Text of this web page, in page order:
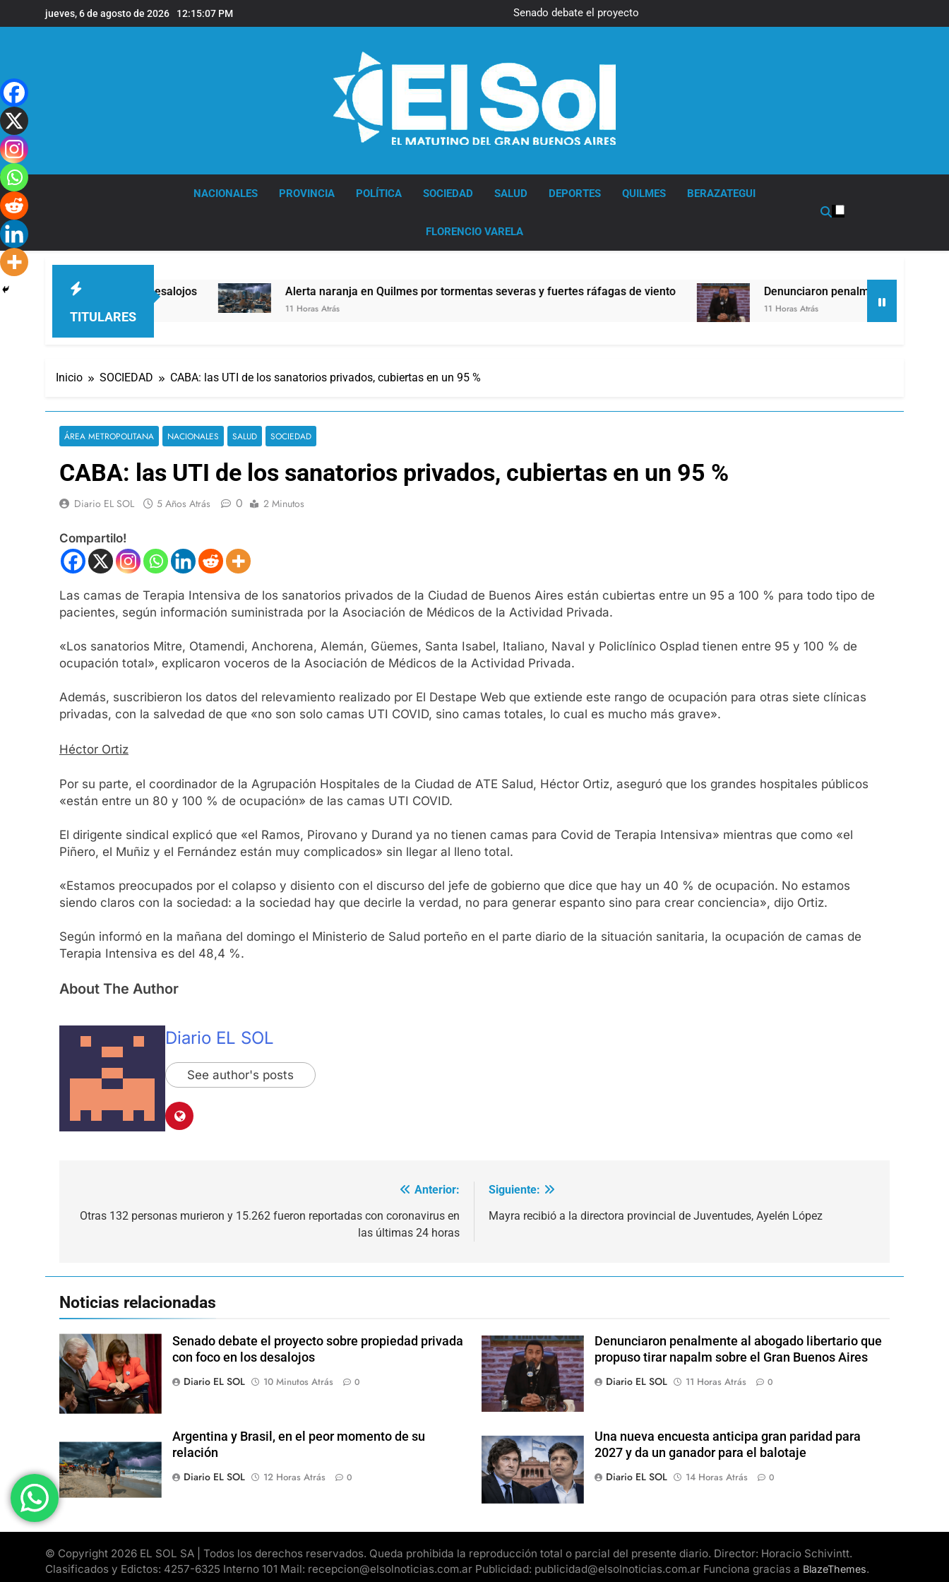
al
jueves, 6 de agosto de 2026 12:15:08 PM
Senado debate el proyecto sobre
propiedad privada con foco en los
NACIONALES PROVINCIA POLÍTICA SOCIEDAD SALUD DEPORTES QUILMES BERAZATEGUI
FLORENCIO VARELA
TITULARES
con foco en los desalojos Alerta naranja en Quilmes por tormentas severas y fuertes ráfagas de viento
11 Horas Atrás
Denunciaron penalmente al abogado
11 Horas Atrás
Inicio SOCIEDAD CABA: las UTI de los sanatorios privados, cubiertas en un 95 %
ÁREA METROPOLITANA NACIONALES SALUD SOCIEDAD
CABA: las UTI de los sanatorios privados, cubiertas en un 95 %
Diario EL SOL 5 Años Atrás 0 2 Minutos
Compartilo!
Las camas de Terapia Intensiva de los sanatorios privados de la Ciudad de Buenos Aires están cubiertas entre un 95 a 100 % para todo tipo de
pacientes, según información suministrada por la Asociación de Médicos de la Actividad Privada.
«Los sanatorios Mitre, Otamendi, Anchorena, Alemán, Güemes, Santa Isabel, Italiano, Naval y Policlínico Osplad tienen entre 95 y 100 % de
ocupación total», explicaron voceros de la Asociación de Médicos de la Actividad Privada.
Además, suscribieron los datos del relevamiento realizado por El Destape Web que extiende este rango de ocupación para otras siete clínicas
privadas, con la salvedad de que «no son solo camas UTI COVID, sino camas totales, lo cual es mucho más grave».
Héctor Ortiz
Por su parte, el coordinador de la Agrupación Hospitales de la Ciudad de ATE Salud, Héctor Ortiz, aseguró que los grandes hospitales públicos
«están entre un 80 y 100 % de ocupación» de las camas UTI COVID.
El dirigente sindical explicó que «el Ramos, Pirovano y Durand ya no tienen camas para Covid de Terapia Intensiva» mientras que como «el
Piñero, el Muñiz y el Fernández están muy complicados» sin llegar al lleno total.
«Estamos preocupados por el colapso y disiento con el discurso del jefe de gobierno que dice que hay un 40 % de ocupación. No estamos
siendo claros con la sociedad: a la sociedad hay que decirle la verdad, no para generar espanto sino para crear conciencia», dijo Ortiz.
Según informó en la mañana del domingo el Ministerio de Salud porteño en el parte diario de la situación sanitaria, la ocupación de camas de
Terapia Intensiva es del 48,4 %.
About The Author
Diario EL SOL
See author's posts
de
Anterior:
Otras 132 personas murieron y 15.262 fueron reportadas con coronavirus en
las últimas 24 horas
Siguiente:
Mayra recibió a la directora provincial de Juventudes, Ayelén López
Noticias relacionadas
Senado debate el proyecto sobre propiedad privada
con foco en los desalojos
Diario EL SOL
10 Minutos Atrás 0
Denunciaron penalmente al abogado libertario que
propuso tirar napalm sobre el Gran Buenos Aires
Diario EL SOL
11 Horas Atrás 0
Argentina y Brasil, en el peor momento de su
relación
Diario EL SOL
12 Horas Atrás 0
Una nueva encuesta anticipa gran paridad para
2027 y da un ganador para el balotaje
Diario EL SOL
14 Horas Atrás 0
© Copyright 2026 EL SOL SA | Todos los derechos reservados. Queda prohibida la reproducción total o parcial del presente diario. Director: Horacio Schivintt.
Clasificados y Edictos: 4257-6325 Interno 101 Mail: recepcion@elsolnoticias.com.ar Publicidad: publicidad@elsolnoticias.com.ar Funciona gracias a BlazeThemes.